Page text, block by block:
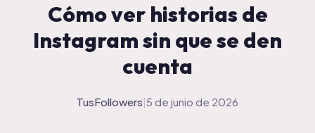
Cómo ver historias de
Instagram sin que se den
cuenta
TusFollowers|5 de junio de 2026